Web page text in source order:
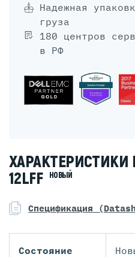
Надежная
груза
180 центров
в РФ
ХАРАКТЕРИСТИКИ
12LFF
НОВЫЙ
Спецификация
Состояние